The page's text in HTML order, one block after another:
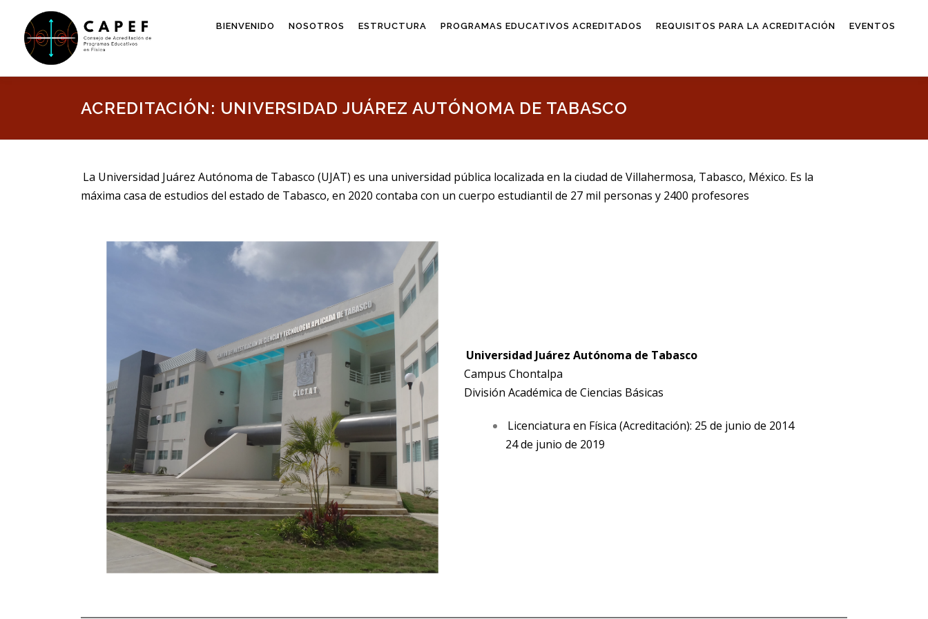
contenido
BIENVENIDO NOSOTROS ESTRUCTURA PROGRAMAS EDUCATIVOS ACREDITADOS REQUISITOS PARA LA ACREDITACIÓN EVENTOS
ACREDITACIÓN: UNIVERSIDAD JUÁREZ AUTÓNOMA DE TABASCO
La Universidad Juárez Autónoma de Tabasco (UJAT) es una universidad pública localizada en la ciudad de Villahermosa, Tabasco, México. Es la
máxima casa de estudios del estado de Tabasco, en 2020 contaba con un cuerpo estudiantil de 27 mil personas y 2400 profesores
Universidad Juárez Autónoma de Tabasco
Campus Chontalpa
División Académica de Ciencias Básicas
Licenciatura en Física (Acreditación): 25 de junio de 2014
24 de junio de 2019